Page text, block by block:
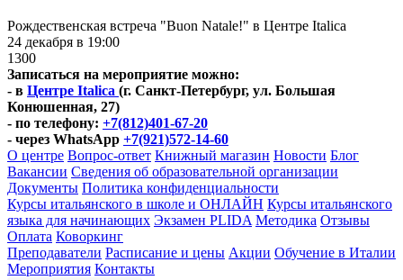
Рождественская встреча "Buon Natale!" в Центре Italica
24 декабря в 19:00
1300
Записаться на мероприятие можно:
- в Центре Italica (г. Санкт-Петербург, ул. Большая
Конюшенная, 27)
- по телефону: +7(812)401-67-20
- через WhatsApp +7(921)572-14-60
О центре Вопрос-ответ Книжный магазин Новости Блог
Вакансии Сведения об образовательной организации
Документы Политика конфиденциальности
Курсы итальянского в школе и ОНЛАЙН Курсы итальянского
языка для начинающих Экзамен PLIDA Методика Отзывы
Оплата Коворкинг
Преподаватели Расписание и цены Акции Обучение в Италии
Мероприятия Контакты